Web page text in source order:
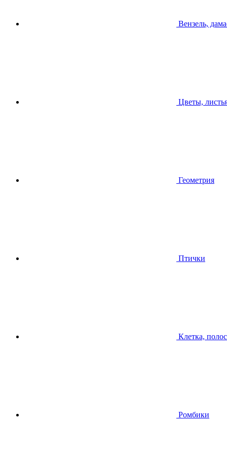
Вензель,
Цветы,
Геометрия
Птички
Клетка,
Ромбики